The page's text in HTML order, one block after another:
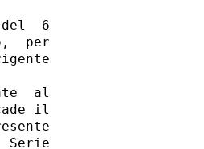
6
per
al
il
Serie